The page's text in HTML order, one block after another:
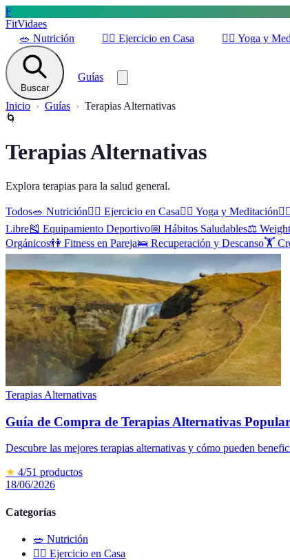
F
FitVidaes
🥗 Nutrición 🏋️‍♀️ Ejercicio en Casa 🧘‍♀️ Yoga y
Buscar
Guías
Inicio Guías
Terapias Alternativas
🌀
Terapias Alternativas
Explora terapias para la salud general.
Todos🥗 Nutrición🏋️‍♀️ Ejercicio en Casa🧘‍♀️ Yoga y Meditación🚶‍♂️
Libre🎽 Equipamiento Deportivo📅 Hábitos Saludables⚖️
Orgánicos👫 Fitness en Pareja🛌 Recuperación y Descanso🏋️
Terapias Alternativas
Guía de Compra de Terapias Alternativas
Descubre las mejores terapias alternativas y cómo pueden
★ 4/51 productos
18/06/2026
Categorías
🥗 Nutrición
🏋️‍♀️ Ejercicio en Casa